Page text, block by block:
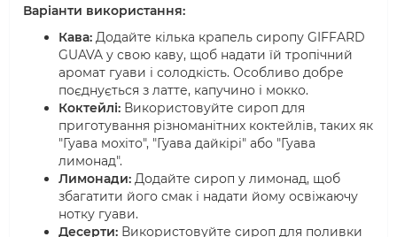
Варіанти використання:
Кава: Додайте кілька крапель сиропу GIFFARD
GUAVA у свою каву, щоб надати їй тропічний
аромат гуави і солодкість. Особливо добре
поєднується з латте, капучино і мокко.
Коктейлі: Використовуйте сироп для
приготування різноманітних коктейлів, таких як
"Гуава мохіто", "Гуава дайкірі" або "Гуава
лимонад".
Лимонади: Додайте сироп у лимонад, щоб
збагатити його смак і надати йому освіжаючу
нотку гуави.
Десерти: Використовуйте сироп для поливки